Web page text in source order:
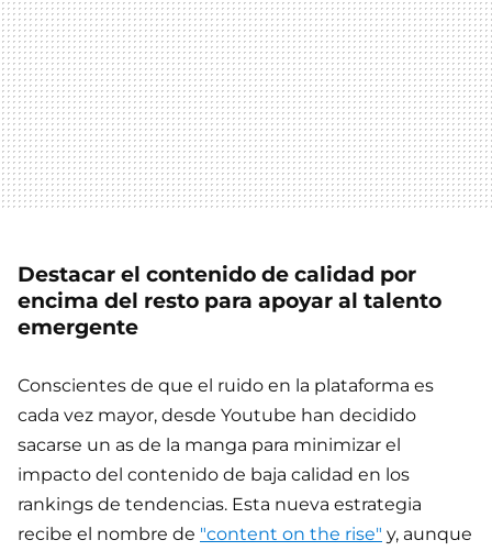
Destacar el contenido de calidad por
encima del resto para apoyar al talento
emergente
Conscientes de que el ruido en la plataforma es
cada vez mayor, desde Youtube han decidido
sacarse un as de la manga para minimizar el
impacto del contenido de baja calidad en los
rankings de tendencias. Esta nueva estrategia
recibe el nombre de "content on the rise" y, aunque